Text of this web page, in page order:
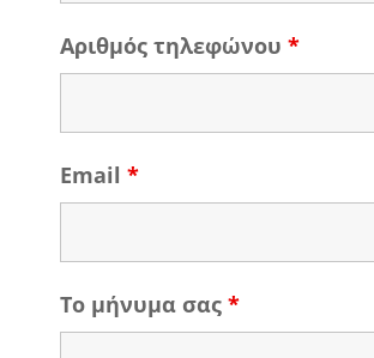
Αριθμός τηλεφώνου *
Email *
Το μήνυμα σας *